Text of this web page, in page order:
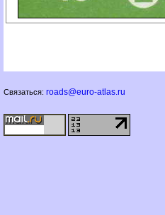
Связаться: roads@euro-atlas.ru